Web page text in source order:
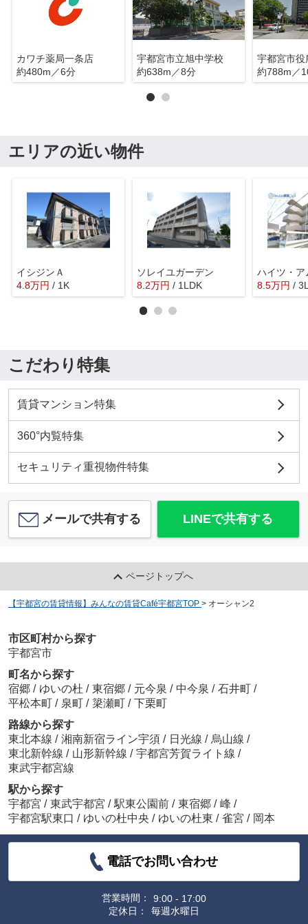
カワチ薬局一条店
約480m／6分
宇都宮市立旭中学校
約638m／8分
宇都宮市役
約788m／
エリアの近い物件
イシジンＡ
4.8万円 / 1K
ソレイユガーデン
8.2万円 / 1LDK
ハイツ・ア
8.5万円 /
こだわり特集
賃貸マンション特集
360°内覧特集
セキュリティ重視物件特集
メールで共有する LINEで共有する
ページトップへ
【宇都宮の賃貸情報】みんなの賃貸Café宇都宮TOP > オーシャン2
市区町村から探す
宇都宮市
町名から探す
宿郷 / ゆいの杜 / 東宿郷 / 元今泉 / 中今泉 / 石井町 /
平松本町 / 泉町 / 簗瀬町 / 下栗町
路線から探す
東北本線 / 湘南新宿ライン宇須 / 日光線 / 烏山線 /
東北新幹線 / 山形新幹線 / 宇都宮芳賀ライト線 /
東武宇都宮線
駅から探す
宇都宮 / 東武宇都宮 / 駅東公園前 / 東宿郷 / 峰 /
宇都宮駅東口 / ゆいの杜中央 / ゆいの杜東 / 雀宮 / 岡本
電話でお問い合わせ
営業時間：
9:00 - 17:00
定休日：
毎週水曜日